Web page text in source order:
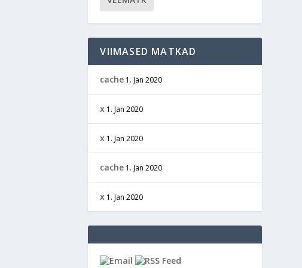
VIIMASED MATKAD
cache 1. Jan 2020
x 1. Jan 2020
x 1. Jan 2020
cache 1. Jan 2020
x 1. Jan 2020